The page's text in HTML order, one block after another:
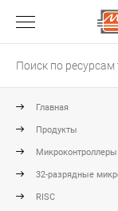
Главная
Продукты
32-разрядные
RISC